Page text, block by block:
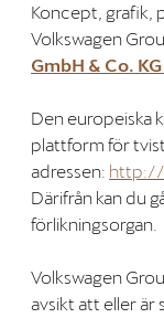
Koncept, grafik,
Volkswagen
GmbH & Co.
Den europeiska
plattform för
adressen: http://
Därifrån kan du
förlikningsorgan.
Volkswagen
avsikt att eller är